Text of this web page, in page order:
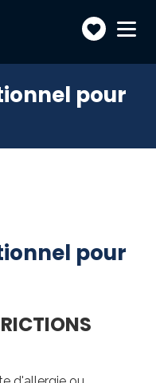
Faire
un
Toggle
pour
pour